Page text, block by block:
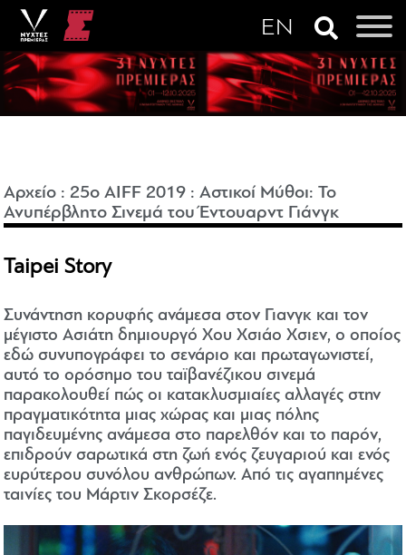
Αρχείο :25o AIFF 2019 :Αστικοί Μύθοι: Το
Ανυπέρβλητο Σινεμά του Έντουαρντ Γιάνγκ
Taipei Story
Συνάντηση κορυφής ανάμεσα στον Γιανγκ και τον
μέγιστο Ασιάτη δημιουργό Χου Χσιάο Χσιεν, ο οποίος
εδώ συνυπογράφει το σενάριο και πρωταγωνιστεί,
αυτό το ορόσημο του ταϊβανέζικου σινεμά
παρακολουθεί πώς οι κατακλυσμιαίες αλλαγές στην
πραγματικότητα μιας χώρας και μιας πόλης
παγιδευμένης ανάμεσα στο παρελθόν και το παρόν,
επιδρούν σαρωτικά στη ζωή ενός ζευγαριού και ενός
ευρύτερου συνόλου ανθρώπων. Από τις αγαπημένες
ταινίες του Μάρτιν Σκορσέζε.